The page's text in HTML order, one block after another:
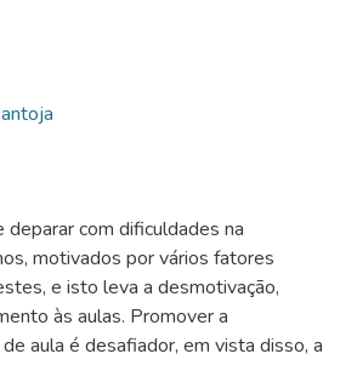
com dificuldades na
motivados por vários fatores
e isto leva a desmotivação,
às aulas. Promover a
aula é desafiador, em vista disso, a